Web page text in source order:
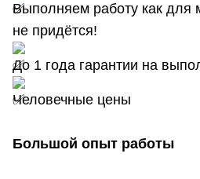
Выполняем работу как
не придётся!
До 1 года гарантии на
Человечные цены
Большой опыт работы